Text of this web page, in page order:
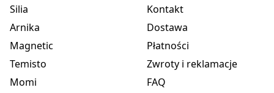
Silia
Arnika
Magnetic
Temisto
Momi
Kontakt
Dostawa
Płatności
Zwroty i reklamacje
FAQ